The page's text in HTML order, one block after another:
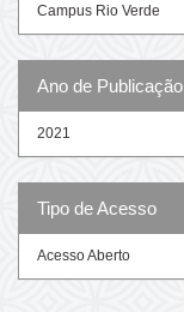
Campus Rio Verde
Ano de Publicação
2021
Tipo de Acesso
Acesso Aberto